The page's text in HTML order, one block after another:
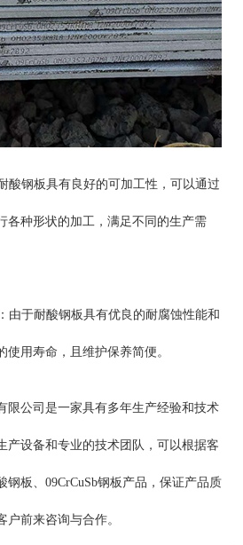
酸钢板具有良好的可加工性，可以通过
各种形状的加工，满足不同的生产需
由于耐酸钢板具有优良的耐腐蚀性能和
用寿命，且维护保养简便。
限公司是一家具有多年生产经验和技术
产设备和专业的技术团队，可以根据客
钢板、09CrCuSb钢板产品，保证产品质
前来咨询与合作。